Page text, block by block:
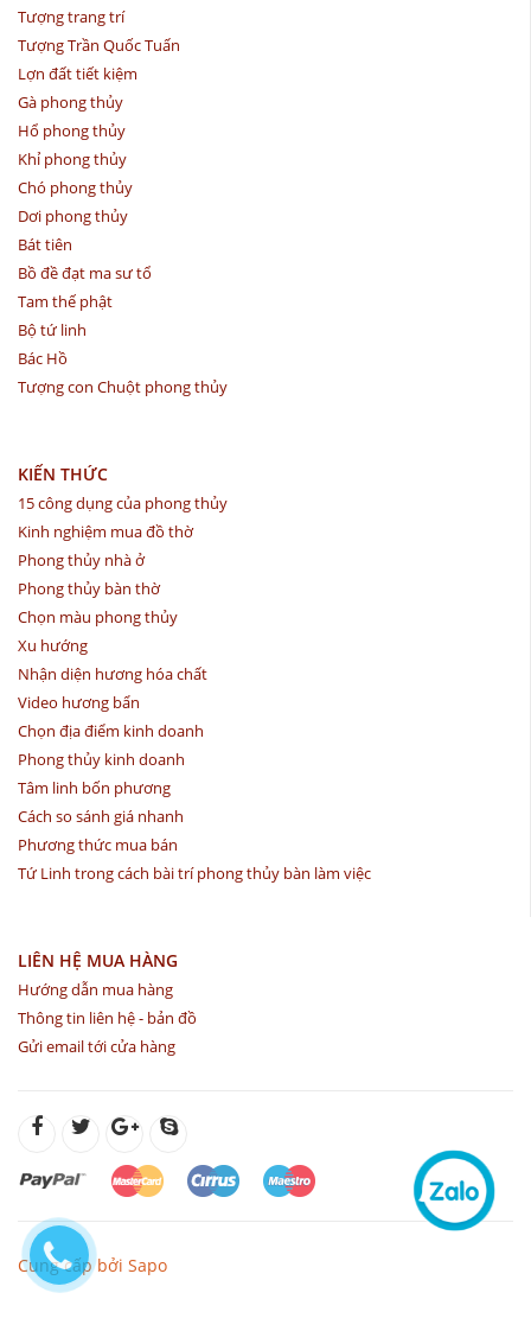
Tượng trang trí
Tượng Trần Quốc Tuấn
Lợn đất tiết kiệm
Gà phong thủy
Hổ phong thủy
Khỉ phong thủy
Chó phong thủy
Dơi phong thủy
Bát tiên
Bồ đề đạt ma sư tổ
Tam thế phật
Bộ tứ linh
Bác Hồ
Tượng con Chuột phong thủy
KIẾN THỨC
15 công dụng của phong thủy
Kinh nghiệm mua đồ thờ
Phong thủy nhà ở
Phong thủy bàn thờ
Chọn màu phong thủy
Xu hướng
Nhận diện hương hóa chất
Video hương bẩn
Chọn địa điểm kinh doanh
Phong thủy kinh doanh
Tâm linh bốn phương
Cách so sánh giá nhanh
Phương thức mua bán
Tứ Linh trong cách bài trí phong thủy bàn làm việc
LIÊN HỆ MUA HÀNG
Hướng dẫn mua hàng
Thông tin liên hệ - bản đồ
Gửi email tới cửa hàng
Cung cấp bởi Sapo